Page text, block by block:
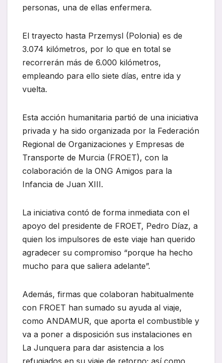
personas, una de ellas enfermera.
El trayecto hasta Przemysl (Polonia) es de
3.074 kilómetros, por lo que en total se
recorrerán más de 6.000 kilómetros,
empleando para ello siete días, entre ida y
vuelta.
Esta acción humanitaria partió de una iniciativa
privada y ha sido organizada por la Federación
Regional de Organizaciones y Empresas de
Transporte de Murcia (FROET), con la
colaboración de la ONG Amigos para la
Infancia de Juan XIII.
La iniciativa contó de forma inmediata con el
apoyo del presidente de FROET, Pedro Díaz, a
quien los impulsores de este viaje han querido
agradecer su compromiso “porque ha hecho
mucho para que saliera adelante”.
Además, firmas que colaboran habitualmente
con FROET han sumado su ayuda al viaje,
como ANDAMUR, que aporta el combustible y
va a poner a disposición sus instalaciones en
La Junquera para dar asistencia a los